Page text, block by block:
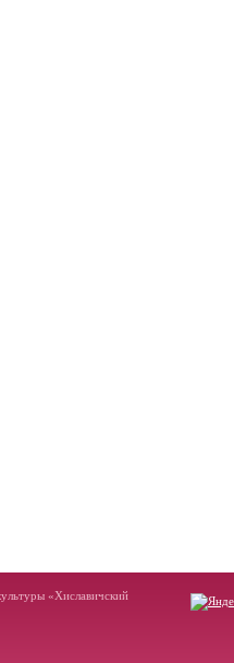
«Хиславичский